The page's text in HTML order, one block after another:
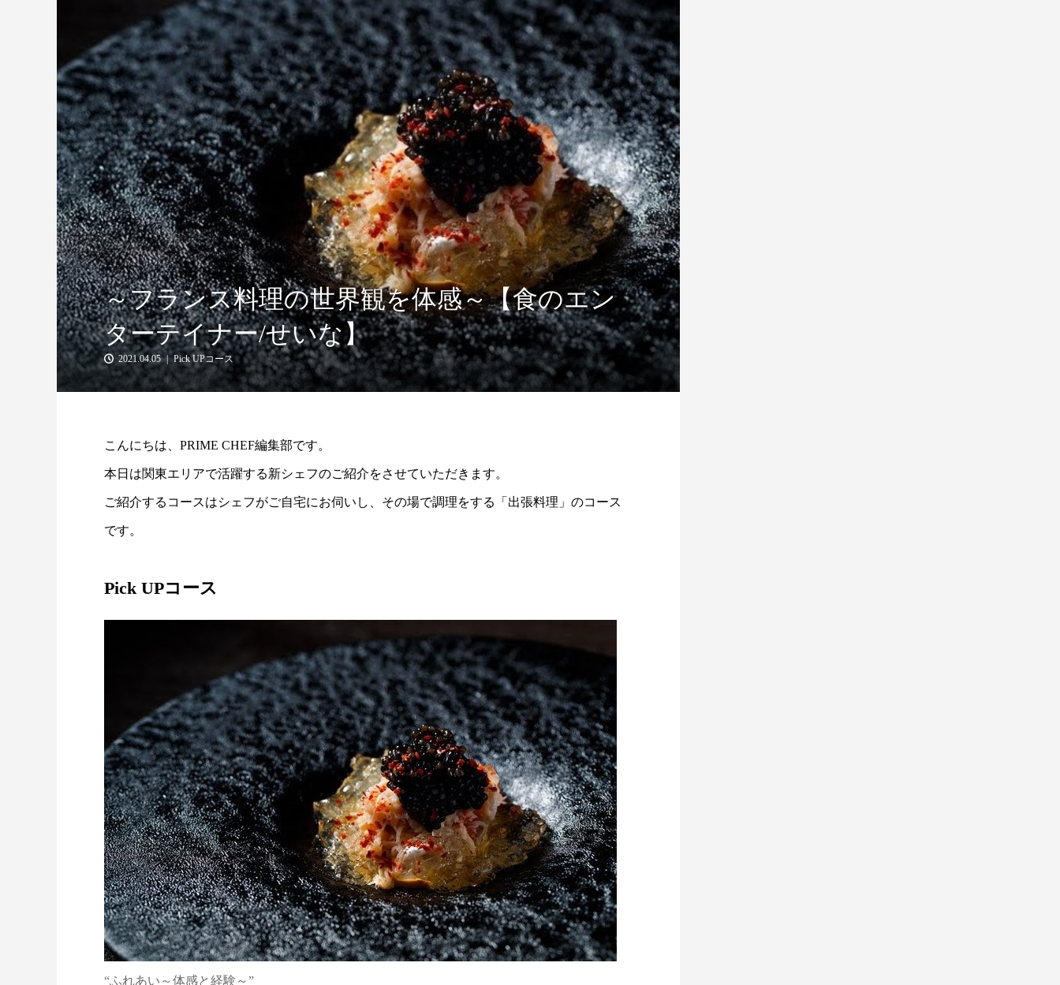
～フランス料理の世界観を体感～【食のエン
ターテイナー/せいな】
2021.04.05 Pick UPコース
こんにちは、PRIME CHEF編集部です。
本日は関東エリアで活躍する新シェフのご紹介をさせていただきます。
ご紹介するコースはシェフがご自宅にお伺いし、その場で調理をする「出張料理」のコース
です。
Pick UPコース
“ふれあい～体感と経験～”